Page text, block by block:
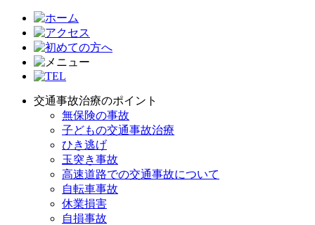
交通事故治療のポイント
無保険の事故
子どもの交通事故治療
ひき逃げ
玉突き事故
高速道路での交通事故について
自転車事故
休業損害
自損事故